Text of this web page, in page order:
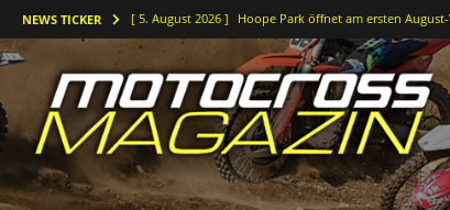
NEWS TICKER [ 5. August 2026 ] Hoope Park öffnet am ersten
[ 5. August 2026 ] Der Waldkurs ruft – Johannes-
[ 4. August 2026 ] Holeshots und Platz zwei beim
[ 3. August 2026 ] Starke Antwort im tiefen Sand:
[ 3. August 2026 ] Bielstein rockt die Deutsche